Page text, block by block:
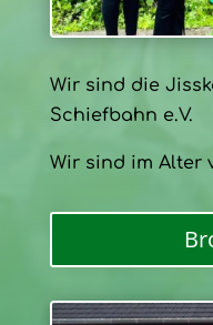
Wir sind die
Schiefbahn e.V.
Wir sind im Alter